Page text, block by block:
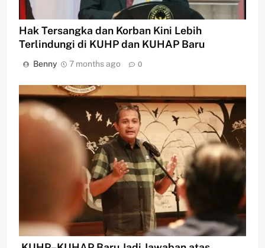
Hak Tersangka dan Korban Kini Lebih
Terlindungi di KUHP dan KUHAP Baru
Benny 7 months ago 0